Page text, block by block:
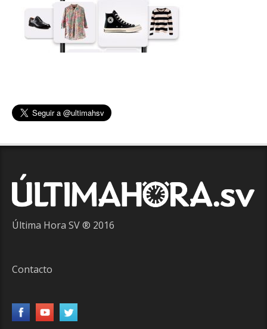
Última Hora SV ® 2016
Contacto